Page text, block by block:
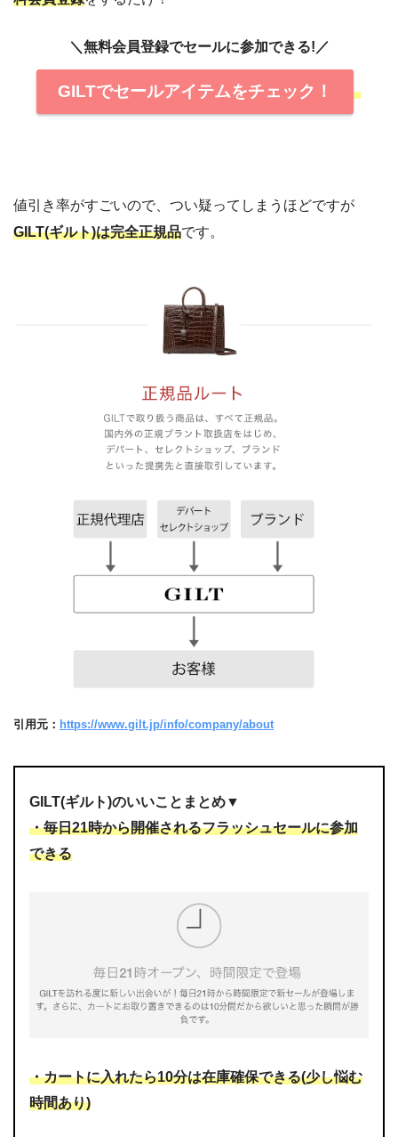
＼無料会員登録でセールに参加できる!／
GILTでセールアイテムをチェック！
値引き率がすごいので、つい疑ってしまうほどですが
GILT(ギルト)は完全正規品です。
引用元： https://www.gilt.jp/info/company/about
GILT(ギルト)のいいことまとめ▼
・毎日21時から開催されるフラッシュセールに参加
できる
・カートに入れたら10分は在庫確保できる(少し悩む
時間あり)